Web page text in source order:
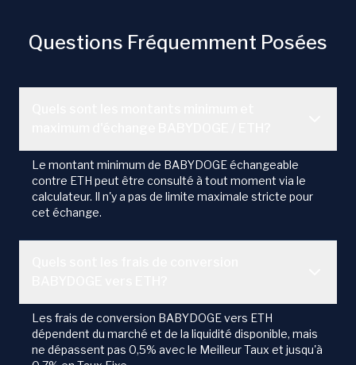
Questions Fréquemment Posées
Le montant minimum de BABYDOGE échangeable
contre ETH peut être consulté à tout moment via le
calculateur. Il n'y a pas de limite maximale stricte pour
cet échange.
Les frais de conversion BABYDOGE vers ETH
dépendent du marché et de la liquidité disponible, mais
ne dépassent pas 0,5% avec le Meilleur Taux et jusqu'à